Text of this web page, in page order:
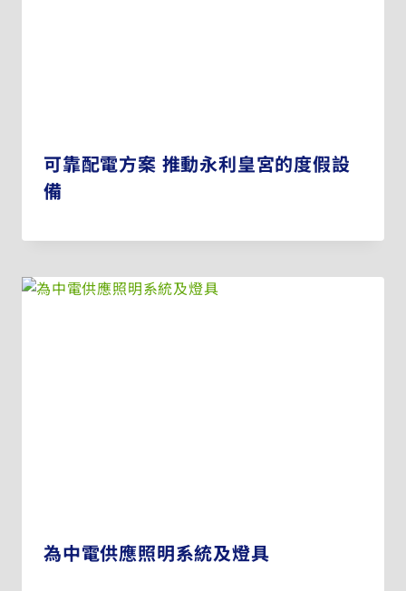
可靠配電方案 推動永利皇宮的度假設
備
為中電供應照明系統及燈具